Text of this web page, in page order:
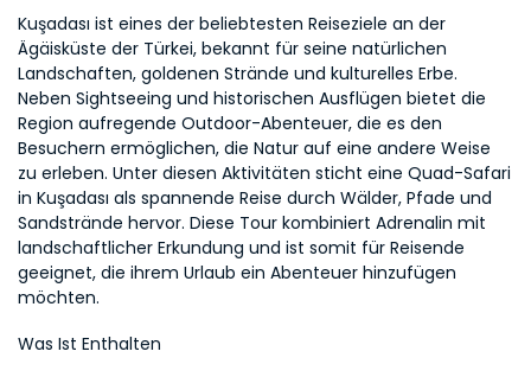
Kuşadası ist eines der beliebtesten Reiseziele an der
Ägäisküste der Türkei, bekannt für seine natürlichen
Landschaften, goldenen Strände und kulturelles Erbe.
Neben Sightseeing und historischen Ausflügen bietet die
Region aufregende Outdoor-Abenteuer, die es den
Besuchern ermöglichen, die Natur auf eine andere Weise
zu erleben. Unter diesen Aktivitäten sticht eine Quad-Safari
in Kuşadası als spannende Reise durch Wälder, Pfade und
Sandstrände hervor. Diese Tour kombiniert Adrenalin mit
landschaftlicher Erkundung und ist somit für Reisende
geeignet, die ihrem Urlaub ein Abenteuer hinzufügen
möchten.
Was Ist Enthalten